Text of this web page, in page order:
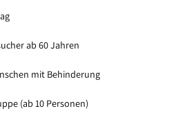
ab 60 Jahren
mit Behinderung
(ab 10 Personen)